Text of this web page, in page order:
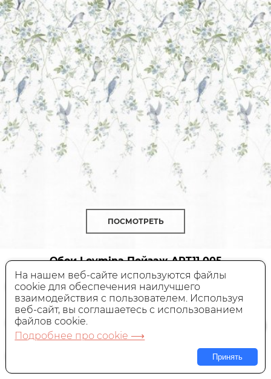
ПОСМОТРЕТЬ
Обои Loymina ПейзажART11 005
Флизелиновые,Россия, 1x1 м
Цена:
5 255 руб.
В КОРЗИНУ
На нашем веб-сайте используются файлы
cookie для обеспечения наилучшего
взаимодействия с пользователем. Используя
веб-сайт, вы соглашаетесь с использованием
файлов cookie.
Подробнее про cookie ⟶
Принять